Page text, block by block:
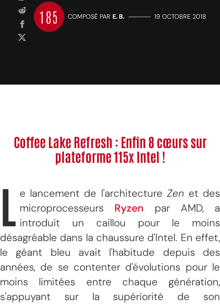
185 COMPOSÉ PAR E. B. ————— 19 OCTOBRE 2018
Coffee Lake Refresh : Enfin 8 cœurs sur
plateforme 115x Intel !
L e lancement de l'architecture Zen et des
microprocesseurs Ryzen par AMD, a
introduit un caillou pour le moins
désagréable dans la chaussure d'Intel. En effet,
le géant bleu avait l'habitude depuis des
années, de se contenter d'évolutions pour le
moins limitées entre chaque génération,
s'appuyant sur la supériorité de son